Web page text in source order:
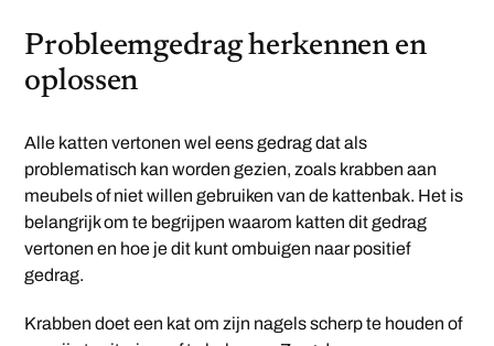
Probleemgedrag herkennen en
oplossen
Alle katten vertonen wel eens gedrag dat als
problematisch kan worden gezien, zoals krabben aan
meubels of niet willen gebruiken van de kattenbak. Het is
belangrijk om te begrijpen waarom katten dit gedrag
vertonen en hoe je dit kunt ombuigen naar positief
gedrag.
Krabben doet een kat om zijn nagels scherp te houden of